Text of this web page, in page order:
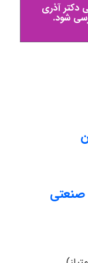
دکتر آذری
شود.
صنعتی